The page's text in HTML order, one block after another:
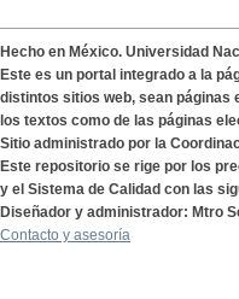
Hecho en México. Universidad
Este es un portal integrado a la
distintos sitios web, sean páginas
los textos como de las páginas
Sitio administrado por la
Este repositorio se rige por los
y el Sistema de Calidad con las
Diseñador y administrador: Mtro
Contacto y asesoría